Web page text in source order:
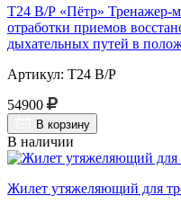
Т24 В/Р «Пётр» Тренажер-
отработки приемов
дыхательных путей в
Артикул: Т24 В/Р
54900
В корзину
В наличии
Жилет утяжеляющий для